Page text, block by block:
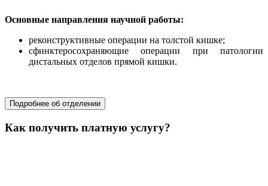
Основные направления научной работы:
реконструктивные операции на толстой кишке;
сфинктеросохраняющие операции при патологии
дистальных отделов прямой кишки.
Подробнее об отделении
Как получить платную услугу?